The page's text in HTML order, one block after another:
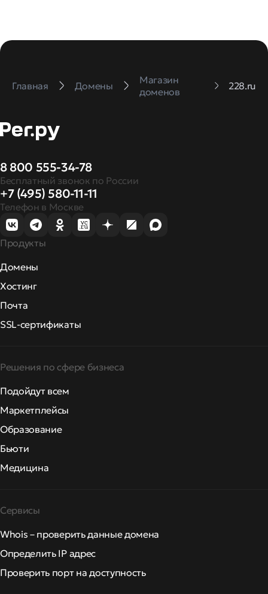
Главная Домены
Магазин
доменов
228.ru
8 800 555-34-78
Бесплатный звонок по России
+7 (495) 580-11-11
Телефон в Москве
Продукты
Домены
Хостинг
Почта
SSL-сертификаты
Решения по сфере бизнеса
Подойдут всем
Маркетплейсы
Образование
Бьюти
Медицина
Сервисы
Whois – проверить данные домена
Определить IP адрес
Проверить порт на доступность